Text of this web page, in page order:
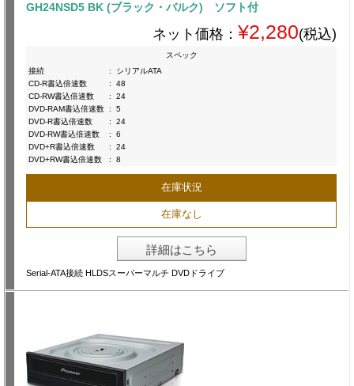
GH24NSD5 BK (ブラック・バルク) ソフト付
ネット価格： ¥2,280(税込)
スペック
接続
:
シリアルATA
CD-R書込倍速数
:
48
CD-RW書込倍速数
:
24
DVD-RAM書込倍速数 :
5
DVD-R書込倍速数
:
24
DVD-RW書込倍速数
:
6
DVD+R書込倍速数
:
24
DVD+RW書込倍速数
: 8
在庫状況
在庫なし
詳細はこちら
Serial-ATA接続 HLDSスーパーマルチ DVDドライブ